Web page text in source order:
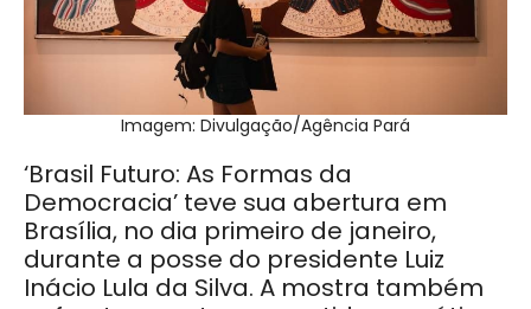
Imagem: Divulgação/Agência Pará
‘Brasil Futuro: As Formas da
Democracia’ teve sua abertura em
Brasília, no dia primeiro de janeiro,
durante a posse do presidente Luiz
Inácio Lula da Silva. A mostra também